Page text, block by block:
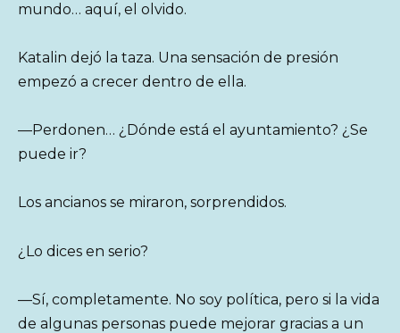
mundo… aquí, el olvido.
Katalin dejó la taza. Una sensación de presión
empezó a crecer dentro de ella.
—Perdonen… ¿Dónde está el ayuntamiento? ¿Se
puede ir?
Los ancianos se miraron, sorprendidos.
¿Lo dices en serio?
—Sí, completamente. No soy política, pero si la vida
de algunas personas puede mejorar gracias a un